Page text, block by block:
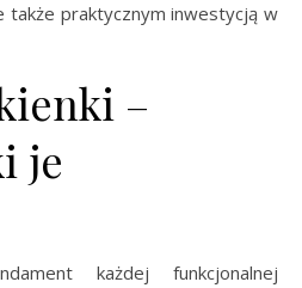
praktycznym inwestycją w
–
je
każdej funkcjonalnej